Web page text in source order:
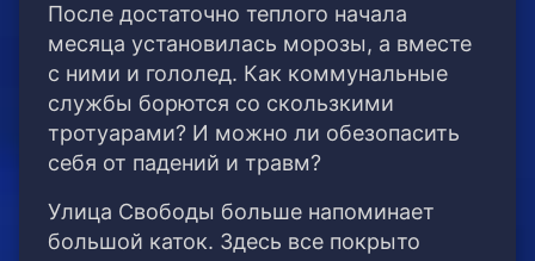
После достаточно теплого начала
месяца установилась морозы, а вместе
с ними и гололед. Как коммунальные
службы борются со скользкими
тротуарами? И можно ли обезопасить
себя от падений и травм?
Улица Свободы больше напоминает
большой каток. Здесь все покрыто